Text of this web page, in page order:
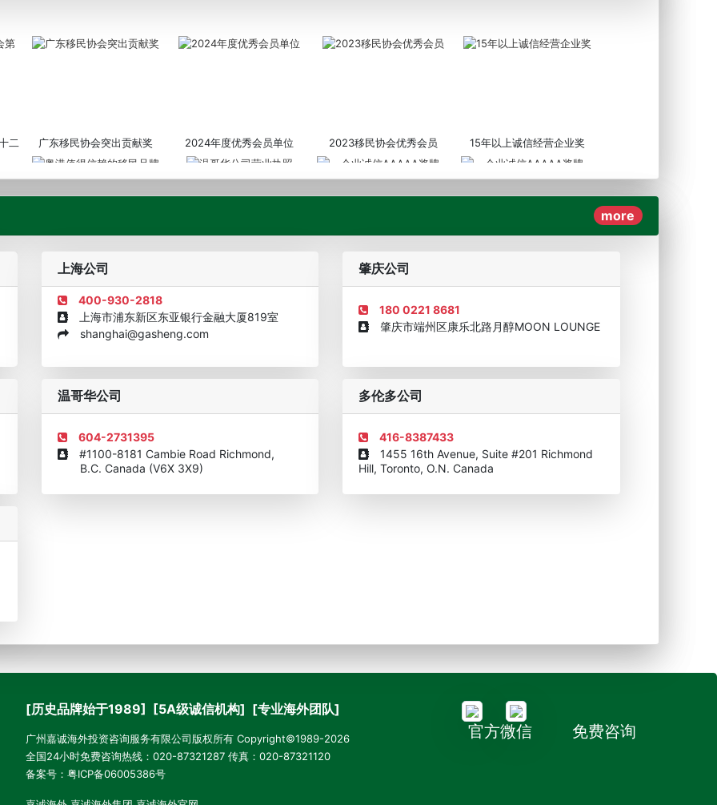
二 广东移民协会突出贡献奖 2024年度优秀会员单位 2023移民协会优秀会员 15年以上诚信经营企业奖
粤港值得信赖的移民品牌 企业诚信AAAAA奖牌2019
欧美澳年度表现移民团队 美国投资移民中介机构30强 加拿大移民顾问资格证书
more
上海公司
400-930-2818
上海市浦东新区东亚银行金融大厦819室
shanghai@gasheng.com
肇庆公司
180 0221 8681
肇庆市端州区康乐北路月醇MOON LOUNGE
温哥华公司
604-2731395
#1100-8181 Cambie Road Richmond,
B.C. Canada (V6X 3X9)
多伦多公司
416-8387433
1455 16th Avenue, Suite #201 Richmond
Hill, Toronto, O.N. Canada
[历史品牌始于1989] [5A级诚信机构] [专业海外团队]
广州嘉诚海外投资咨询服务有限公司版权所有 Copyright©1989-2026
全国24小时免费咨询热线：020-87321287 传真：020-87321120
备案号： 粤ICP备06005386号
官方微信 免费咨询